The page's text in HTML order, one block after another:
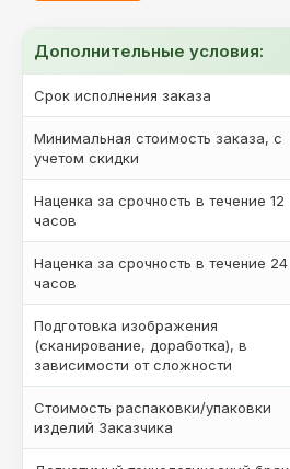
Дополнительные условия:
Срок исполнения заказа
Минимальная стоимость заказа, с
учетом скидки
Наценка за срочность в течение 12
часов
Наценка за срочность в течение 24
часов
Подготовка изображения
(сканирование, доработка), в
зависимости от сложности
Стоимость распаковки/упаковки
изделий Заказчика